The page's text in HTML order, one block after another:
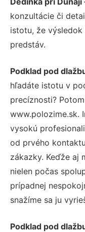
konzultácie či
istotu, že
predstáv.
Podklad pod
hľadáte istotu v
precíznosti?
www.polozime.sk.
vysokú
od prvého
zákazky. Keďže aj
nielen počas
prípadnej
snažíme sa ju
Podklad pod